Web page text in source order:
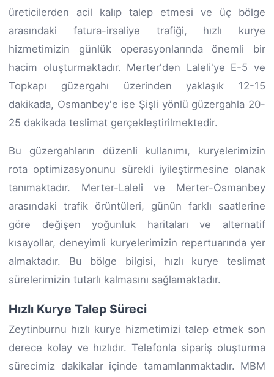
üreticilerden acil kalıp talep etmesi ve üç bölge
arasındaki fatura-irsaliye trafiği, hızlı kurye
hizmetimizin günlük operasyonlarında önemli bir
hacim oluşturmaktadır. Merter'den Laleli'ye E-5 ve
Topkapı güzergahı üzerinden yaklaşık 12-15
dakikada, Osmanbey'e ise Şişli yönlü güzergahla 20-
25 dakikada teslimat gerçekleştirilmektedir.
Bu güzergahların düzenli kullanımı, kuryelerimizin
rota optimizasyonunu sürekli iyileştirmesine olanak
tanımaktadır. Merter-Laleli ve Merter-Osmanbey
arasındaki trafik örüntüleri, günün farklı saatlerine
göre değişen yoğunluk haritaları ve alternatif
kısayollar, deneyimli kuryelerimizin repertuarında yer
almaktadır. Bu bölge bilgisi, hızlı kurye teslimat
sürelerimizin tutarlı kalmasını sağlamaktadır.
Hızlı Kurye Talep Süreci
Zeytinburnu hızlı kurye hizmetimizi talep etmek son
derece kolay ve hızlıdır. Telefonla sipariş oluşturma
sürecimiz dakikalar içinde tamamlanmaktadır. MBM